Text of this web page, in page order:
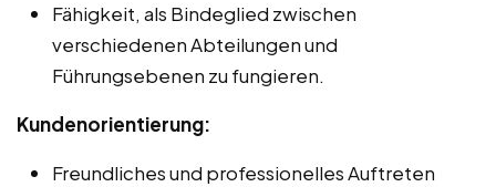
Fähigkeit, als Bindeglied zwischen
verschiedenen Abteilungen und
Führungsebenen zu fungieren.
Kundenorientierung:
Freundliches und professionelles Auftreten